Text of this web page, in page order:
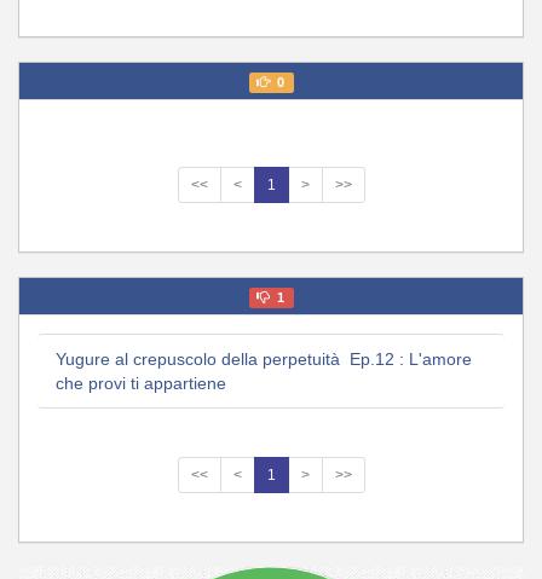
0
<< < 1 > >>
1
Yugure al crepuscolo della perpetuità Ep.12 : L'amore
che provi ti appartiene
<< < 1 > >>